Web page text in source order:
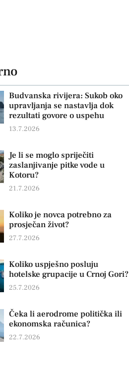
Budvanska rivijera: Sukob oko
upravljanja se nastavlja dok
rezultati govore o uspehu
13.7.2026
Je li se moglo spriječiti
zaslanjivanje pitke vode u
Kotoru?
21.7.2026
Koliko je novca potrebno za
prosječan život?
27.7.2026
Koliko uspješno posluju
hotelske grupacije u Crnoj Gori?
25.7.2026
Čeka li aerodrome politička ili
ekonomska računica?
22.7.2026